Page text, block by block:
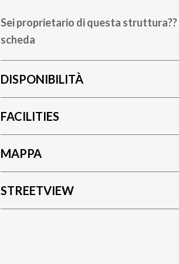
Sei proprietario di questa struttura??
scheda
DISPONIBILITÀ
FACILITIES
MAPPA
STREETVIEW